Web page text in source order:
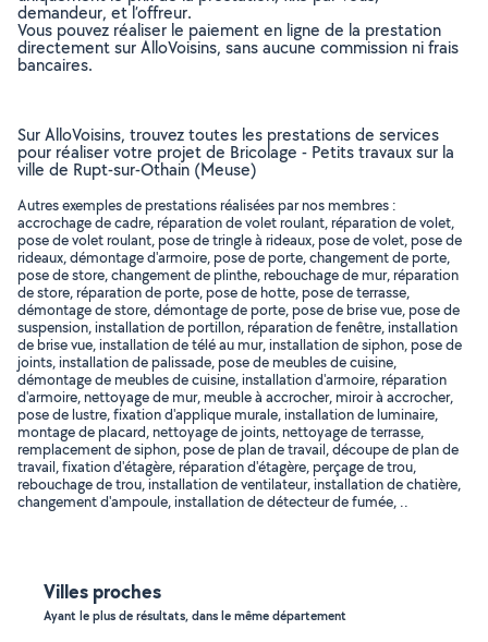
demandeur, et l’offreur.
Vous pouvez réaliser le paiement en ligne de la prestation
directement sur AlloVoisins, sans aucune commission ni frais
bancaires.
Sur AlloVoisins, trouvez toutes les prestations de services
pour réaliser votre projet de Bricolage - Petits travaux sur la
ville de Rupt-sur-Othain (Meuse)
Autres exemples de prestations réalisées par nos membres :
accrochage de cadre, réparation de volet roulant, réparation de volet,
pose de volet roulant, pose de tringle à rideaux, pose de volet, pose de
rideaux, démontage d'armoire, pose de porte, changement de porte,
pose de store, changement de plinthe, rebouchage de mur, réparation
de store, réparation de porte, pose de hotte, pose de terrasse,
démontage de store, démontage de porte, pose de brise vue, pose de
suspension, installation de portillon, réparation de fenêtre, installation
de brise vue, installation de télé au mur, installation de siphon, pose de
joints, installation de palissade, pose de meubles de cuisine,
démontage de meubles de cuisine, installation d'armoire, réparation
d'armoire, nettoyage de mur, meuble à accrocher, miroir à accrocher,
pose de lustre, fixation d'applique murale, installation de luminaire,
montage de placard, nettoyage de joints, nettoyage de terrasse,
remplacement de siphon, pose de plan de travail, découpe de plan de
travail, fixation d'étagère, réparation d'étagère, perçage de trou,
rebouchage de trou, installation de ventilateur, installation de chatière,
changement d'ampoule, installation de détecteur de fumée, ..
Villes proches
Ayant le plus de résultats, dans le même département